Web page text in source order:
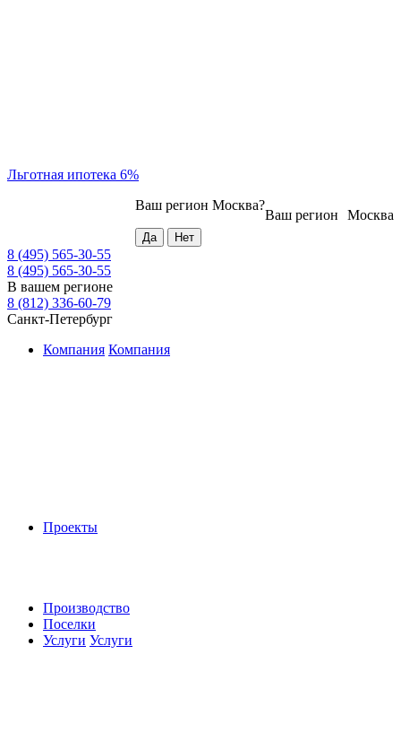
Льготная ипотека 6%
Москва
Ваш регион
Ваш регион Москва?
8 (495) 565-30-55
8 (495) 565-30-55
В вашем регионе
8 (812) 336-60-79
Санкт-Петербург
Компания Компания
Проекты
Производство
Поселки
Услуги Услуги